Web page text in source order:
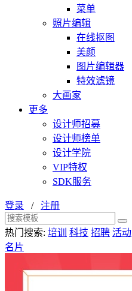
菜单
照片编辑
在线抠图
美颜
图片编辑器
特效滤镜
大画家
更多
设计师招募
设计师榜单
设计学院
VIP特权
SDK服务
登录 / 注册
热门搜索: 培训 科技 招聘 活动
名片